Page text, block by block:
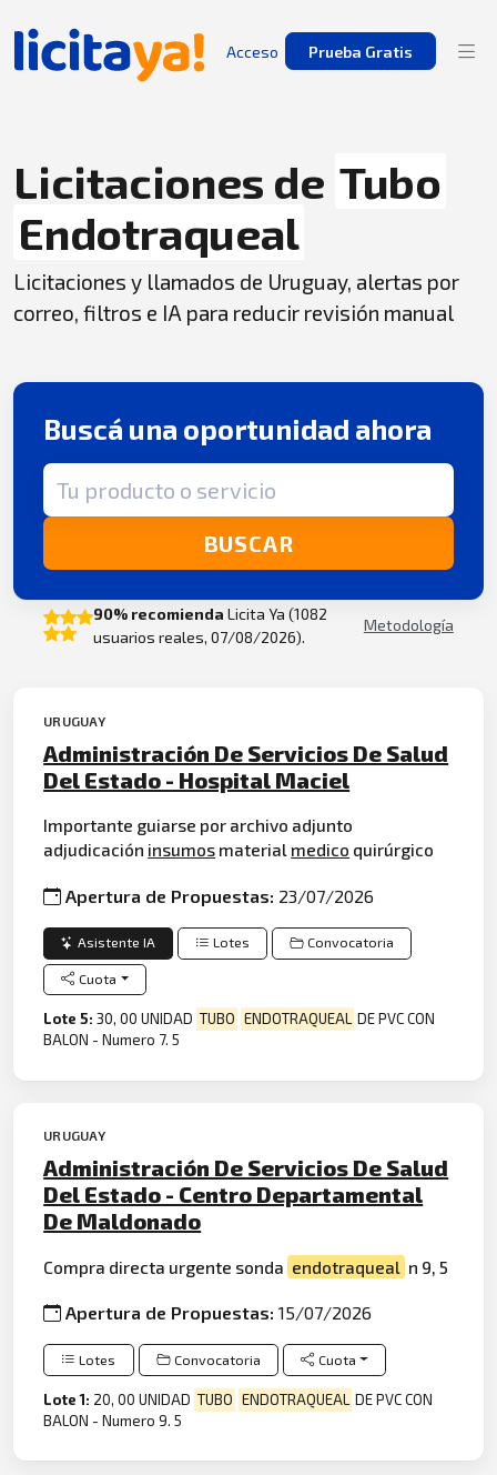
Acceso Prueba Gratis
Licitaciones de Tubo
Endotraqueal
Licitaciones y llamados de Uruguay, alertas por
correo, filtros e IA para reducir revisión manual
Buscá una oportunidad ahora
Término de búsqueda
BUSCAR
90% recomienda Licita Ya (1082
usuarios reales, 07/08/2026).
Metodología
URUGUAY
Administración De Servicios De Salud
Del Estado - Hospital Maciel
Importante guiarse por archivo adjunto
adjudicación insumos material medico quirúrgico
Apertura de Propuestas: 23/07/2026
Asistente IA Lotes Convocatoria
Cuota
Lote 5:30, 00 UNIDAD TUBO ENDOTRAQUEAL DE PVC CON
BALON - Numero 7. 5
URUGUAY
Administración De Servicios De Salud
Del Estado - Centro Departamental
De Maldonado
Compra directa urgente sonda endotraqueal n 9, 5
Apertura de Propuestas:15/07/2026
Lotes Convocatoria Cuota
Lote 1: 20, 00 UNIDAD TUBO ENDOTRAQUEAL DE PVC CON
BALON - Numero 9. 5